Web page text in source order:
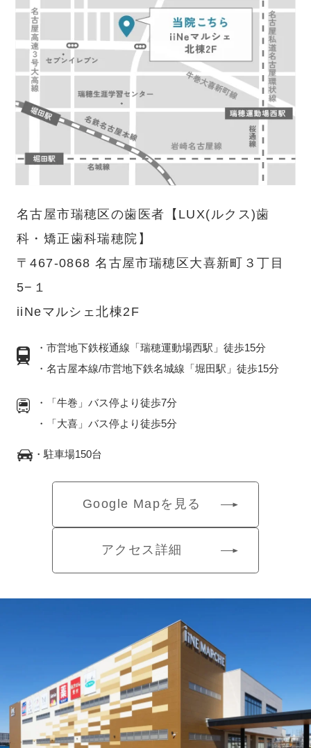
名古屋市瑞穂区の歯医者【LUX(ルクス)歯
科・矯正歯科瑞穂院】
〒467-0868 名古屋市瑞穂区大喜新町３丁目
5−１
iiNeマルシェ北棟2F
・市営地下鉄桜通線「瑞穂運動場西駅」徒歩15分
・名古屋本線/市営地下鉄名城線「堀田駅」徒歩15分
・「牛巻」バス停より徒歩7分
・「大喜」バス停より徒歩5分
・駐車場150台
Google Mapを見る
アクセス詳細